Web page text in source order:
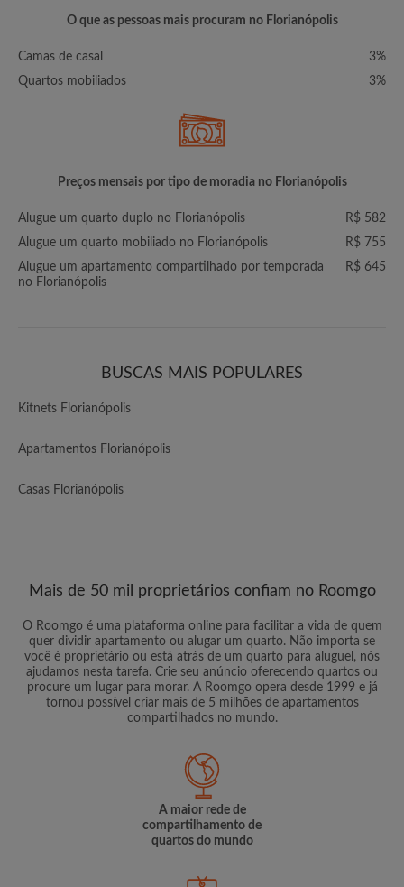
O que as pessoas mais procuram no Florianópolis
Camas de casal
3%
Quartos mobiliados
3%
Preços mensais por tipo de moradia no Florianópolis
Alugue um quarto duplo no Florianópolis
R$ 582
Alugue um quarto mobiliado no Florianópolis
R$ 755
Alugue um apartamento compartilhado por temporada
no Florianópolis
R$ 645
BUSCAS MAIS POPULARES
Kitnets Florianópolis
Apartamentos Florianópolis
Casas Florianópolis
Mais de 50 mil proprietários confiam no Roomgo
O Roomgo é uma plataforma online para facilitar a vida de quem
quer dividir apartamento ou alugar um quarto. Não importa se
você é proprietário ou está atrás de um quarto para aluguel, nós
ajudamos nesta tarefa. Crie seu anúncio oferecendo quartos ou
procure um lugar para morar. A Roomgo opera desde 1999 e já
tornou possível criar mais de 5 milhões de apartamentos
compartilhados no mundo.
A maior rede de
compartilhamento de
quartos do mundo